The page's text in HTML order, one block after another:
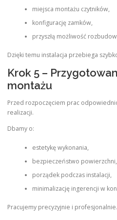
miejsca montażu czytników,
konfigurację zamków,
przyszłą możliwość
Dzięki temu instalacja przebiega
Krok 5 –
montażu
Przed rozpoczęciem prac
realizacji.
Dbamy o:
estetykę wykonania,
bezpieczeństwo powierzchni,
porządek podczas instalacji,
minimalizację ingerencji w
Pracujemy precyzyjnie i profesjonalnie.